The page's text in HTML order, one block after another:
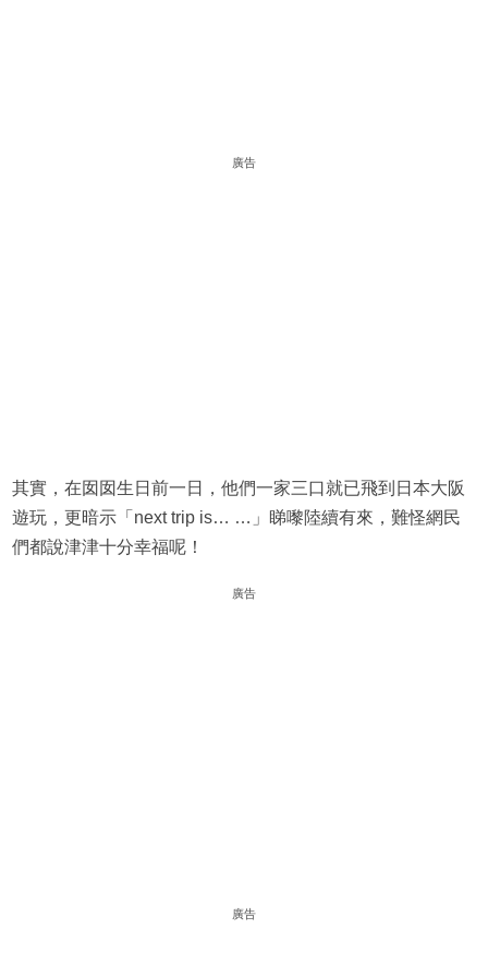
廣告
其實，在囡囡生日前一日，他們一家三口就已飛到日本大阪
遊玩，更暗示「next trip is… …」睇嚟陸續有來，難怪網民
們都說津津十分幸福呢！
廣告
廣告